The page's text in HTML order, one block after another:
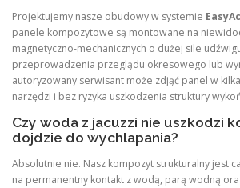
Projektujemy nasze obudowy w systemie
panele kompozytowe są montowane na
magnetyczno-mechanicznych o dużej sile
przeprowadzenia przeglądu okresowego lub
autoryzowany serwisant może zdjąć panel w
narzędzi i bez ryzyka uszkodzenia struktury
Czy woda z jacuzzi nie uszkodzi
dojdzie do wychlapania?
Absolutnie nie. Nasz kompozyt strukturalny jest
na permanentny kontakt z wodą, parą wodną